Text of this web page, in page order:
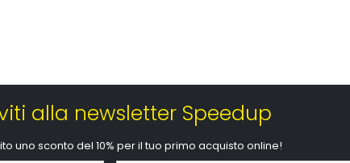
alla newsletter Speedup
uno sconto del 10% per il tuo primo acquisto online!